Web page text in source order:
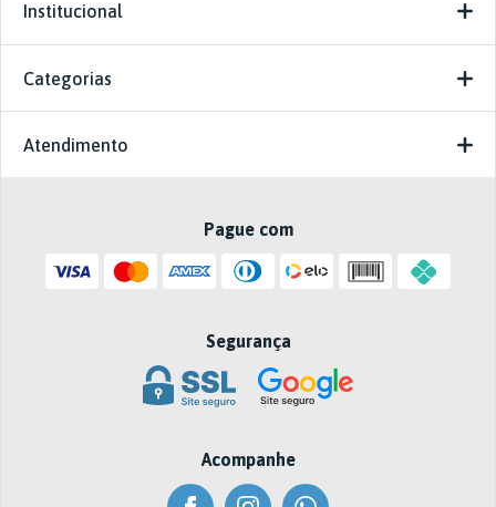
Institucional
Categorias
Atendimento
Pague com
Segurança
Acompanhe